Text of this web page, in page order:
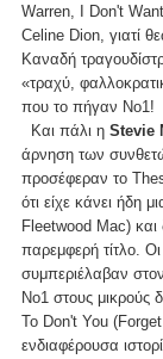
Warren, I Don't
Celine Dion, γιατί
Καναδή
«τραχύ,
που το πήγαν Νο1!
Και πάλι η Stevie
άρνηση των
προσέφεραν το
ότι είχε κάνει ήδη
Fleetwood Mac) και
παρεμφερή τίτλο.
συμπεριέλαβαν
Νο1 στους μικρούς
To Don't You
ενδιαφέρουσα